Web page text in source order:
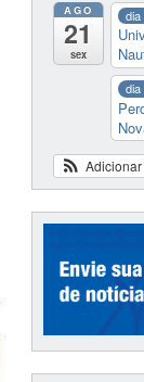
AGO
21
sex
dia
dia
Adicionar